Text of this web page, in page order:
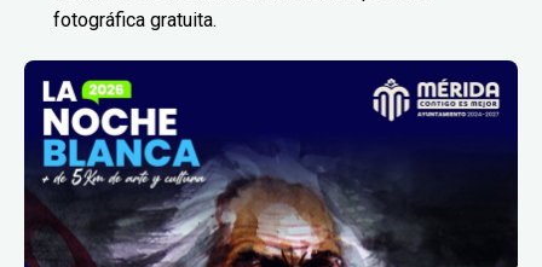
fotográfica gratuita.